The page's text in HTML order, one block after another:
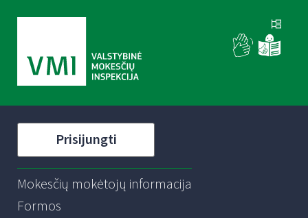
Prisijungti
Mokesčių mokėtojų informacija
Formos